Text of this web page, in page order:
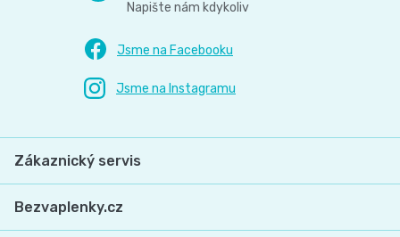
Zákaznický servis
Bezvaplenky.cz